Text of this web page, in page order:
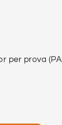
per prova